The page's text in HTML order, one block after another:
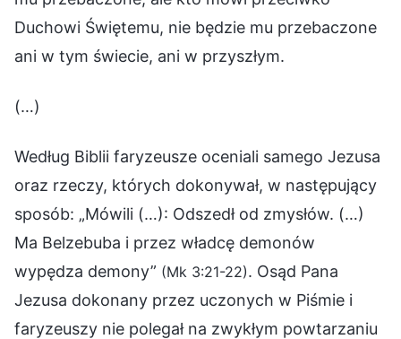
Duchowi Świętemu, nie będzie mu przebaczone
ani w tym świecie, ani w przyszłym.
(…)
Według Biblii faryzeusze oceniali samego Jezusa
oraz rzeczy, których dokonywał, w następujący
sposób: „Mówili (…): Odszedł od zmysłów. (…)
Ma Belzebuba i przez władcę demonów
wypędza demony” (Mk 3:21-22). Osąd Pana
Jezusa dokonany przez uczonych w Piśmie i
faryzeuszy nie polegał na zwykłym powtarzaniu